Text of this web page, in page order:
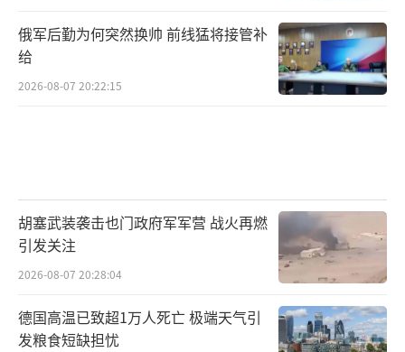
俄军后勤为何突然换帅 前线猛将接管补
给
2026-08-07 20:22:15
胡塞武装袭击也门政府军军营 战火再燃
引发关注
2026-08-07 20:28:04
德国高温已致超1万人死亡 极端天气引
发粮食短缺担忧